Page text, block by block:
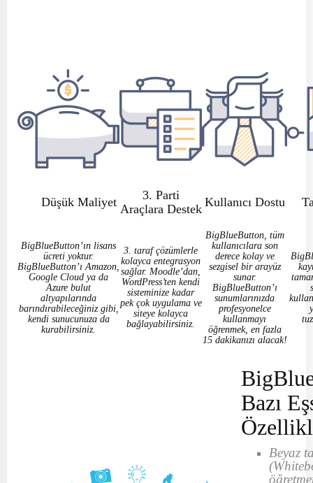
Düşük Maliyet
3. Parti
Araçlara Destek Kullanıcı Dostu
BigBlueButton’ın lisans
ücreti yoktur.
BigBlueButton’ı Amazon,
Google Cloud ya da
Azure bulut
altyapılarında
barındırabileceğiniz gibi,
kendi sunucunuza da
kurabilirsiniz.
3. taraf çözümlerle
kolayca entegrasyon
sağlar. Moodle’dan,
WordPress’ten kendi
sisteminize kadar
pek çok uygulama ve
siteye kolayca
bağlayabilirsiniz.
BigBlueButton, tüm
kullanıcılara son
derece kolay ve
sezgisel bir arayüz
sunar.
BigBlueButton’ı
sunumlarınızda
profesyonelce
kullanmayı
öğrenmek, en fazla
15 dakikanızı alacak!
Bazı
Beyaz